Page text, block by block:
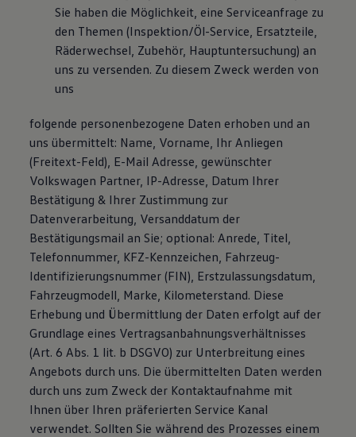
Sie haben die Möglichkeit, eine Serviceanfrage zu
den Themen (Inspektion/Öl-Service, Ersatzteile,
Räderwechsel, Zubehör, Hauptuntersuchung) an
uns zu versenden. Zu diesem Zweck werden von
uns
folgende personenbezogene Daten erhoben und an
uns übermittelt: Name, Vorname, Ihr Anliegen
(Freitext-Feld), E-Mail Adresse, gewünschter
Volkswagen Partner, IP-Adresse, Datum Ihrer
Bestätigung & Ihrer Zustimmung zur
Datenverarbeitung, Versanddatum der
Bestätigungsmail an Sie; optional: Anrede, Titel,
Telefonnummer, KFZ-Kennzeichen, Fahrzeug-
Identifizierungsnummer (FIN), Erstzulassungsdatum,
Fahrzeugmodell, Marke, Kilometerstand. Diese
Erhebung und Übermittlung der Daten erfolgt auf der
Grundlage eines Vertragsanbahnungsverhältnisses
(Art. 6 Abs. 1 lit. b DSGVO) zur Unterbreitung eines
Angebots durch uns. Die übermittelten Daten werden
durch uns zum Zweck der Kontaktaufnahme mit
Ihnen über Ihren präferierten Service Kanal
verwendet. Sollten Sie während des Prozesses einem